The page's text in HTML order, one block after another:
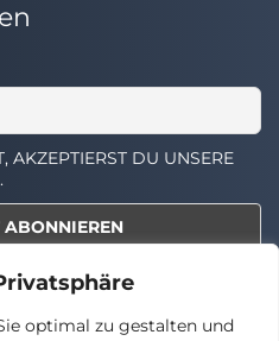
optimal zu gestalten und
AKZEPTIERST DU UNSERE
to show.